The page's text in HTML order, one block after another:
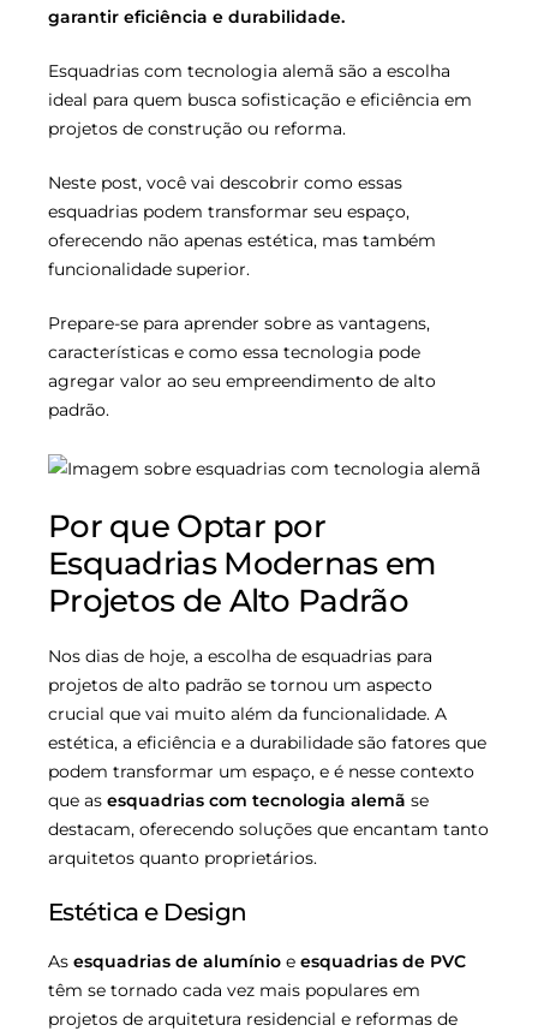
garantir eficiência e durabilidade.
Esquadrias com tecnologia alemã são a escolha
ideal para quem busca sofisticação e eficiência em
projetos de construção ou reforma.
Neste post, você vai descobrir como essas
esquadrias podem transformar seu espaço,
oferecendo não apenas estética, mas também
funcionalidade superior.
Prepare-se para aprender sobre as vantagens,
características e como essa tecnologia pode
agregar valor ao seu empreendimento de alto
padrão.
Por que Optar por
Esquadrias Modernas em
Projetos de Alto Padrão
Nos dias de hoje, a escolha de esquadrias para
projetos de alto padrão se tornou um aspecto
crucial que vai muito além da funcionalidade. A
estética, a eficiência e a durabilidade são fatores que
podem transformar um espaço, e é nesse contexto
que as esquadrias com tecnologia alemã se
destacam, oferecendo soluções que encantam tanto
arquitetos quanto proprietários.
Estética e Design
As esquadrias de alumínio e esquadrias de PVC
têm se tornado cada vez mais populares em
projetos de arquitetura residencial e reformas de